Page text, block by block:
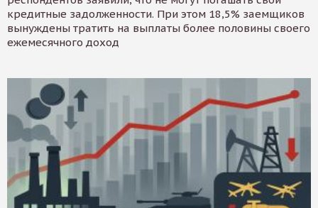
кредитные задолженности. При этом 18,5% заемщиков
вынуждены тратить на выплаты более половины своего
ежемесячного доход